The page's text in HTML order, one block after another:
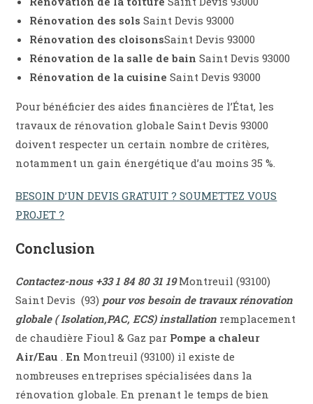
Rénovation des sols Saint Devis 93000
Rénovation des cloisonsSaint Devis 93000
Rénovation de la salle de bain Saint Devis 93000
Rénovation de la cuisine Saint Devis 93000
Pour bénéficier des aides financières de l’État, les
travaux de rénovation globale Saint Devis 93000
doivent respecter un certain nombre de critères,
notamment un gain énergétique d’au moins 35 %.
BESOIN D’UN DEVIS GRATUIT ? SOUMETTEZ VOUS
PROJET ?
Conclusion
Contactez-nous +33 1 84 80 31 19Montreuil (93100)
Saint Devis (93) pour vos besoin de travaux rénovation
globale ( Isolation,PAC, ECS) installation remplacement
de chaudière Fioul & Gaz par Pompe a chaleur
Air/Eau. En Montreuil (93100) il existe de
nombreuses entreprises spécialisées dans la
rénovation globale. En prenant le temps de bien